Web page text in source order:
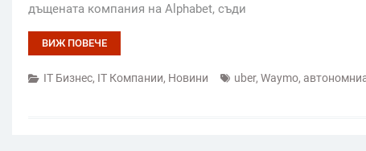
дъщената компания на Alphabet, съди
ВИЖ ПОВЕЧЕ
IT Бизнес, IT Компании, Новини uber, Waymo,